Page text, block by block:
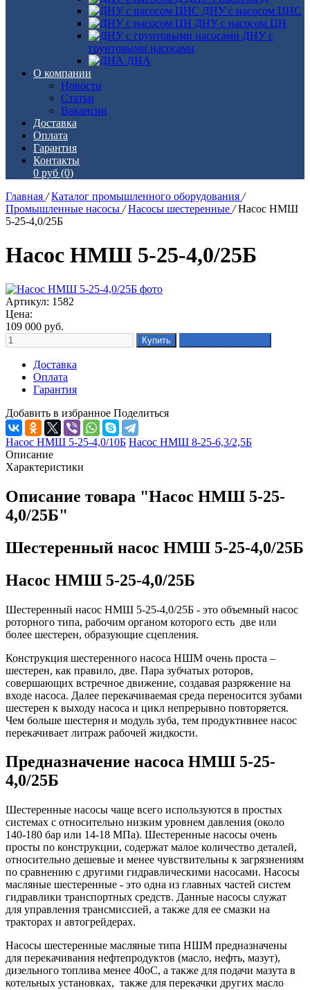
ДНУ с насосом ЦНС
ДНУ с насосом ЦН
ДНУ с
грунтовыми насосами
ДНА
О компании
Новости
Статьи
Вакансии
Доставка
Оплата
Гарантия
Контакты
0 руб (0)
Главная / Каталог промышленного оборудования /
Промышленные насосы / Насосы шестеренные / Насос НМШ
5-25-4,0/25Б
Насос НМШ 5-25-4,0/25Б
Артикул: 1582
Цена:
109 000 руб.
Доставка
Оплата
Гарантия
Добавить в избранное Поделиться
Насос НМШ 5-25-4,0/10Б Насос НМШ 8-25-6,3/2,5Б
Описание
Характеристики
Описание товара "Насос НМШ 5-25-
4,0/25Б"
Шестеренный насос НМШ 5-25-4,0/25Б
Насос НМШ 5-25-4,0/25Б
Шестеренный насос НМШ 5-25-4,0/25Б - это объемный насос
роторного типа, рабочим органом которого есть две или
более шестерен, образующие сцепления.
Конструкция шестеренного насоса НШМ очень проста –
шестерен, как правило, две. Пара зубчатых роторов,
совершающих встречное движение, создавая разряжение на
входе насоса. Далее перекачиваемая среда переносится зубами
шестерен к выходу насоса и цикл непрерывно повторяется.
Чем больше шестерня и модуль зуба, тем продуктивнее насос
перекачивает литраж рабочей жидкости.
Предназначение насоса НМШ 5-25-
4,0/25Б
Шестеренные насосы чаще всего используются в простых
системах с относительно низким уровнем давления (около
140-180 бар или 14-18 МПа). Шестеренные насосы очень
просты по конструкции, содержат малое количество деталей,
относительно дешевые и менее чувствительны к загрязнениям
по сравнению с другими гидравлическими насосами. Насосы
масляные шестеренные - это одна из главных частей систем
гидравлики транспортных средств. Данные насосы служат
для управления трансмиссией, а также для ее смазки на
тракторах и автогрейдерах.
Насосы шестеренные масляные типа НШМ предназначены
для перекачивания нефтепродуктов (масло, нефть, мазут),
дизельного топлива менее 40oС, а также для подачи мазута в
котельных установках, также для перекачки других масло